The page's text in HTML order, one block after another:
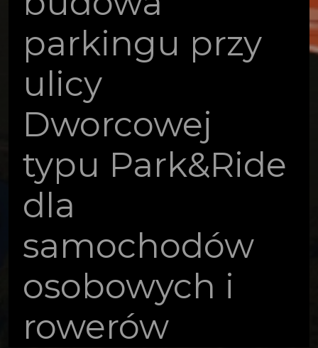
parkingu przy
ulicy
Dworcowej
typu Park&Ride
dla
samochodów
osobowych i
rowerów